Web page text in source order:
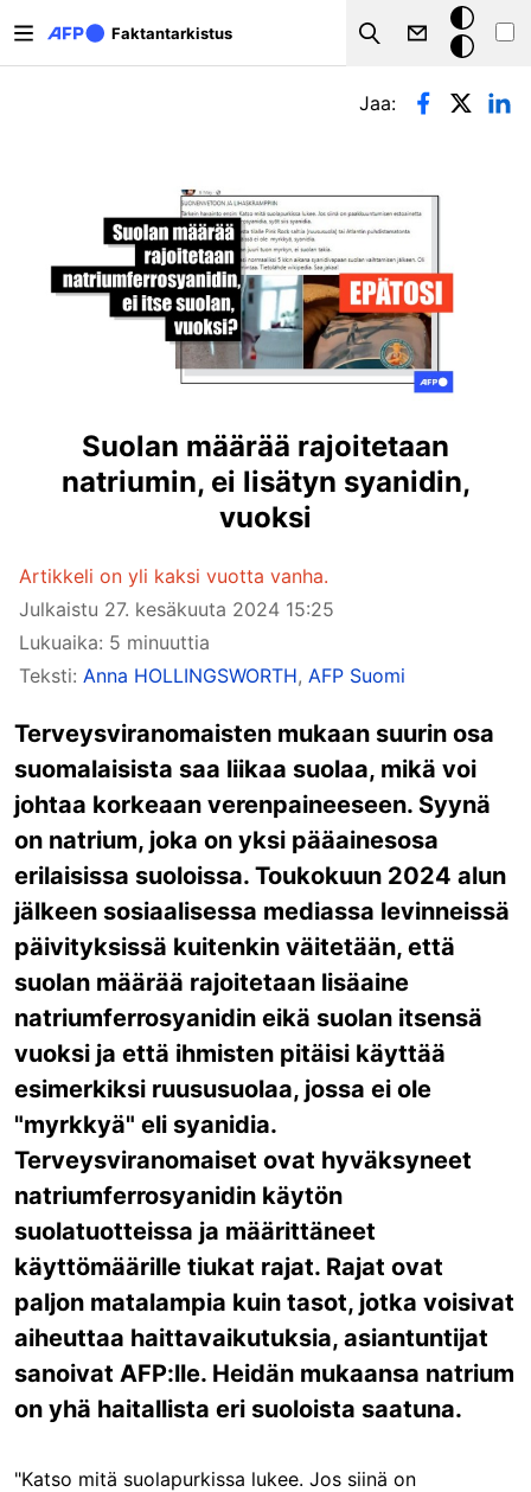
Faktantarkistus
Search
Tumma
tila
Ensisijaiset välilehdet
Jaa:
Suolan määrää rajoitetaan
natriumin, ei lisätyn syanidin,
vuoksi
Artikkeli on yli kaksi vuotta vanha.
Julkaistu 27. kesäkuuta 2024 15:25
Lukuaika: 5 minuuttia
Teksti: Anna HOLLINGSWORTH, AFP Suomi
Terveysviranomaisten mukaan suurin osa
suomalaisista saa liikaa suolaa, mikä voi
johtaa korkeaan verenpaineeseen. Syynä
on natrium, joka on yksi pääainesosa
erilaisissa suoloissa. Toukokuun 2024 alun
jälkeen sosiaalisessa mediassa levinneissä
päivityksissä kuitenkin väitetään, että
suolan määrää rajoitetaan lisäaine
natriumferrosyanidin eikä suolan itsensä
vuoksi ja että ihmisten pitäisi käyttää
esimerkiksi ruususuolaa, jossa ei ole
"myrkkyä" eli syanidia.
Terveysviranomaiset ovat hyväksyneet
natriumferrosyanidin käytön
suolatuotteissa ja määrittäneet
käyttömäärille tiukat rajat. Rajat ovat
paljon matalampia kuin tasot, jotka voisivat
aiheuttaa haittavaikutuksia, asiantuntijat
sanoivat AFP:lle. Heidän mukaansa natrium
on yhä haitallista eri suoloista saatuna.
"Katso mitä suolapurkissa lukee. Jos siinä on